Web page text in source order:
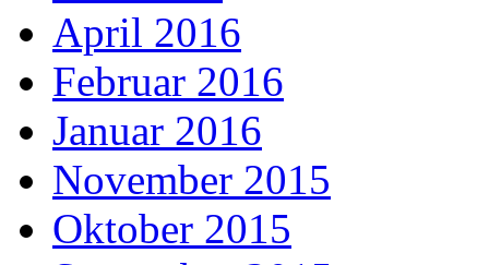
April 2016
Februar 2016
Januar 2016
November 2015
Oktober 2015